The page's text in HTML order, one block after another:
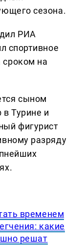
сезона.
РИА
спортивное
на
сыном
Турине и
фигурист
разряду
временем
какие
решат